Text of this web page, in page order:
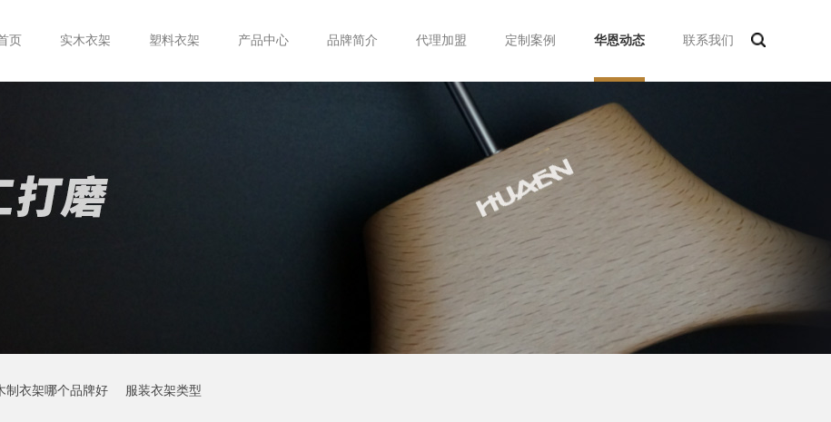
页 实木衣架 塑料衣架 产品中心 品牌简介 代理加盟 定制案例 华恩动态 联系我们
制衣架哪个品牌好 服装衣架类型